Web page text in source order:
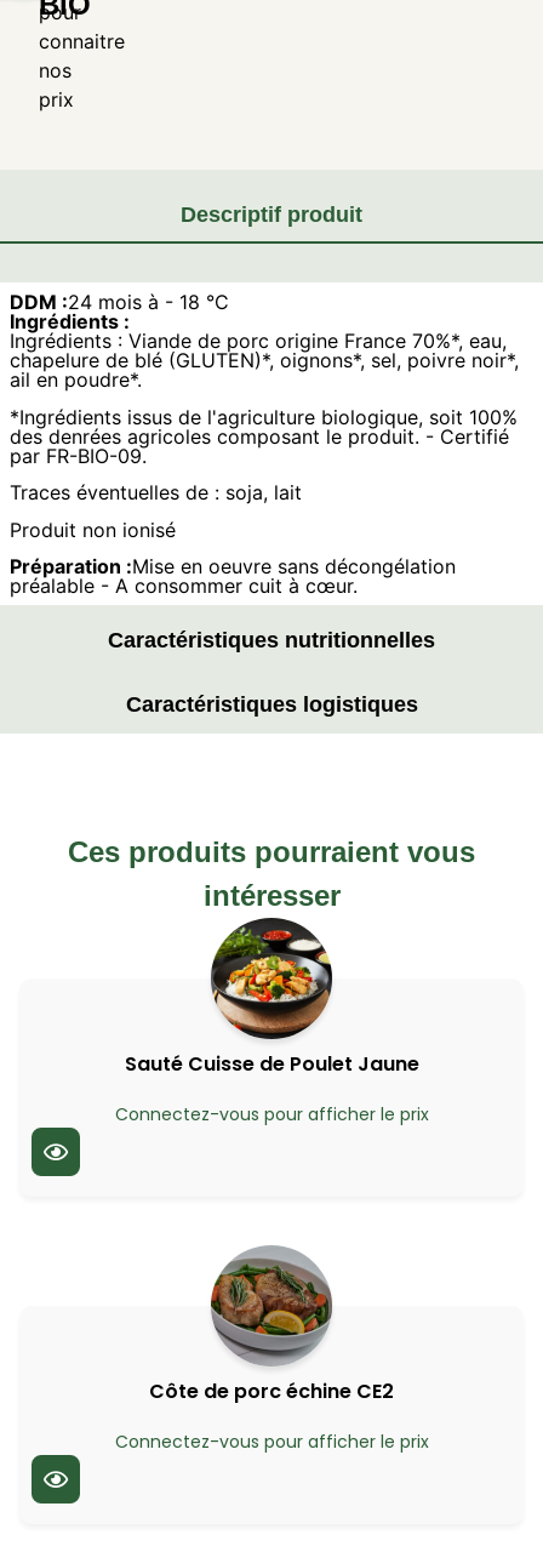
pour
connaitre
nos
prix
Descriptif produit
Caractéristiques nutritionnelles
Caractéristiques logistiques
DDM :24 mois à - 18 °C
Ingrédients :
Ingrédients : Viande de porc origine France 70%*, eau,
chapelure de blé (GLUTEN)*, oignons*, sel, poivre noir*,
ail en poudre*.
*Ingrédients issus de l'agriculture biologique, soit 100%
des denrées agricoles composant le produit. - Certifié
par FR-BIO-09.
Traces éventuelles de : soja, lait
Produit non ionisé
Préparation :Mise en oeuvre sans décongélation
préalable - A consommer cuit à cœur.
Ces produits pourraient vous
intéresser
Sauté Cuisse de Poulet Jaune
Connectez-vous pour afficher le prix
Côte de porc échine CE2
Connectez-vous pour afficher le prix